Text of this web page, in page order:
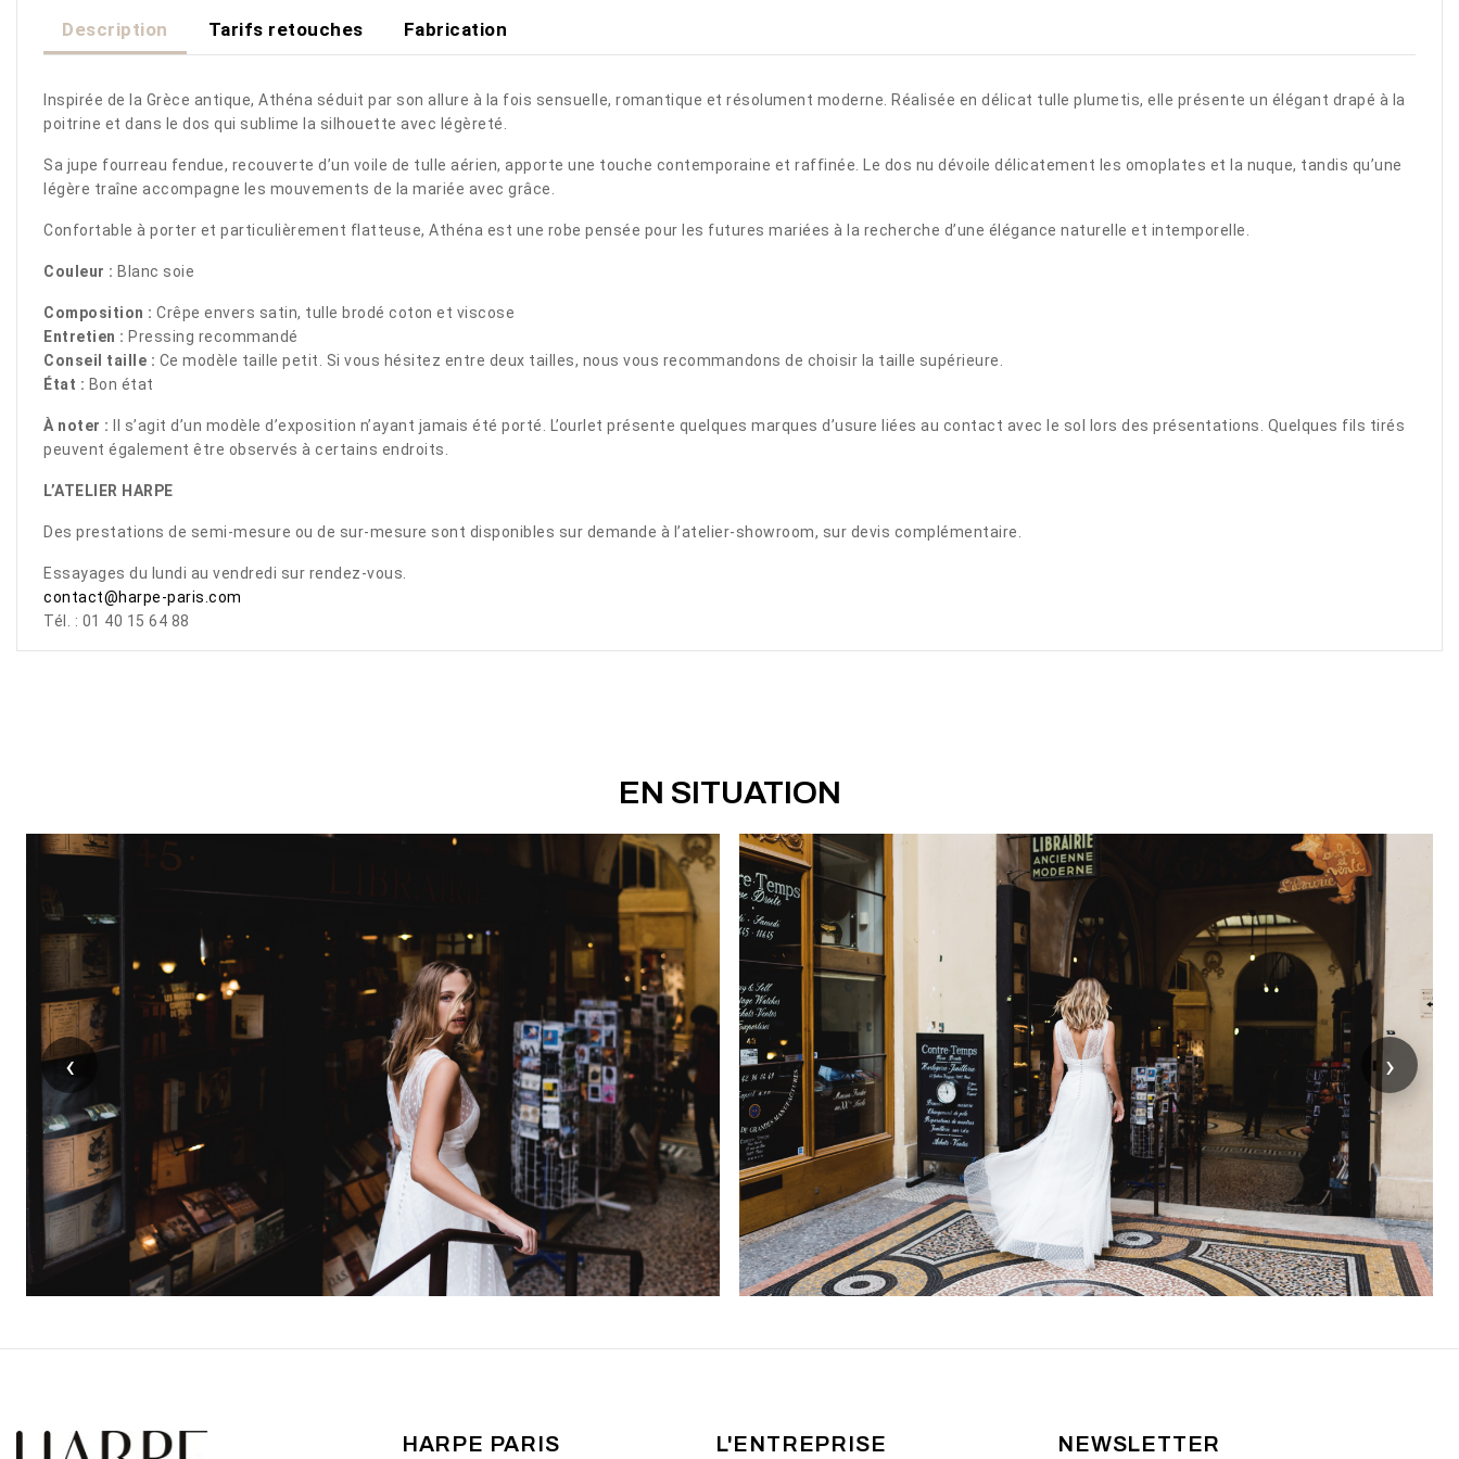
Description Tarifs retouches Fabrication
Inspirée de la Grèce antique, Athéna séduit par son allure à la fois sensuelle, romantique et résolument moderne. Réalisée en délicat tulle plumetis, elle présente un élégant drapé à la
poitrine et dans le dos qui sublime la silhouette avec légèreté.
Sa jupe fourreau fendue, recouverte d’un voile de tulle aérien, apporte une touche contemporaine et raffinée. Le dos nu dévoile délicatement les omoplates et la nuque, tandis qu’une
légère traîne accompagne les mouvements de la mariée avec grâce.
Confortable à porter et particulièrement flatteuse, Athéna est une robe pensée pour les futures mariées à la recherche d’une élégance naturelle et intemporelle.
Couleur : Blanc soie
Composition : Crêpe envers satin, tulle brodé coton et viscose
Entretien : Pressing recommandé
Conseil taille : Ce modèle taille petit. Si vous hésitez entre deux tailles, nous vous recommandons de choisir la taille supérieure.
État : Bon état
À noter :
Il s’agit d’un modèle d’exposition n’ayant jamais été porté. L’ourlet présente quelques marques d’usure liées au contact avec le sol lors des présentations. Quelques fils tirés
peuvent également être observés à certains endroits.
L’ATELIER HARPE
Des prestations de semi-mesure ou de sur-mesure sont disponibles sur demande à l’atelier-showroom, sur devis complémentaire.
Essayages du lundi au vendredi sur rendez-vous.
contact@harpe-paris.com
Tél. : 01 40 15 64 88
EN SITUATION
‹ ›
HARPE PARIS L'ENTREPRISE NEWSLETTER